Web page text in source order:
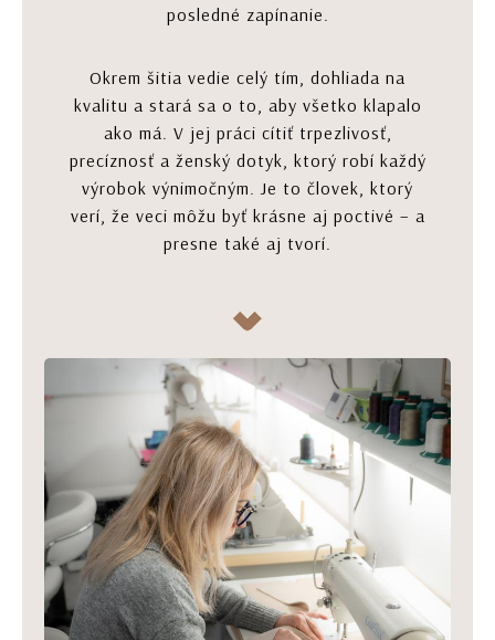
posledné zapínanie.
Okrem šitia vedie celý tím, dohliada na
kvalitu a stará sa o to, aby všetko klapalo
ako má. V jej práci cítiť trpezlivosť,
precíznosť a ženský dotyk, ktorý robí každý
výrobok výnimočným. Je to človek, ktorý
verí, že veci môžu byť krásne aj poctivé – a
presne také aj tvorí.